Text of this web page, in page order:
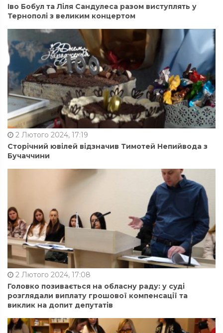
Іво Бобул та Ліля Сандулеса разом виступлять у
Тернополі з великим концертом
2 Лютого 2024, 17:19
Сторічний ювілей відзначив Тимотей Непийвода з
Бучаччини
2 Лютого 2024, 17:08
Головко позивається на обласну раду: у суді
розглядали виплату грошової компенсації та
виклик на допит депутатів